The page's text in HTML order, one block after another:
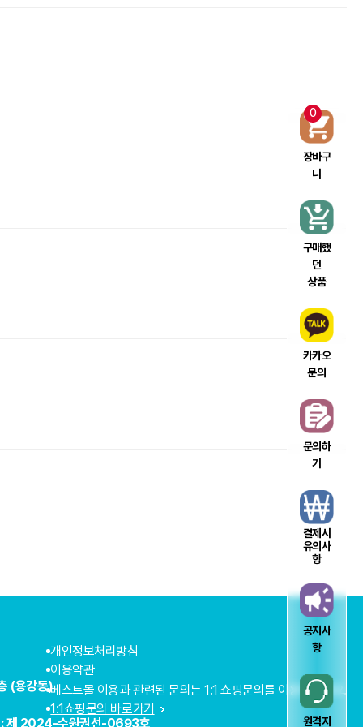
(용강동)
: 제 2024-수원권선-0693호
개인정보처리방침
이용약관
베스트몰 이용과 관련된 문의는 1:1 쇼핑문의를 이용해주세요.
1:1쇼핑문의 바로가기
0
장바구
니
구매했
던
상품
카카오
문의
문의하
기
결제시
유의사
항
공지사
항
원격지